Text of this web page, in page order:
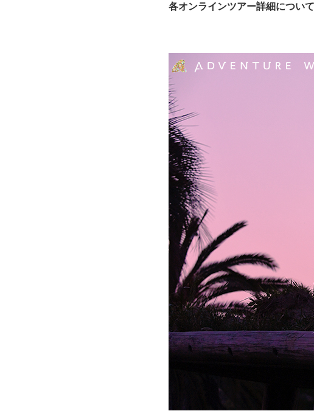
各オンラインツアー詳細について